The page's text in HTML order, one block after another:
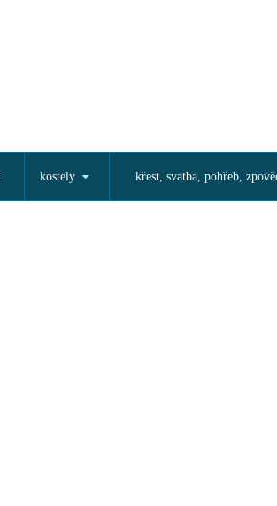
kostely křest, svatba, pohřeb,